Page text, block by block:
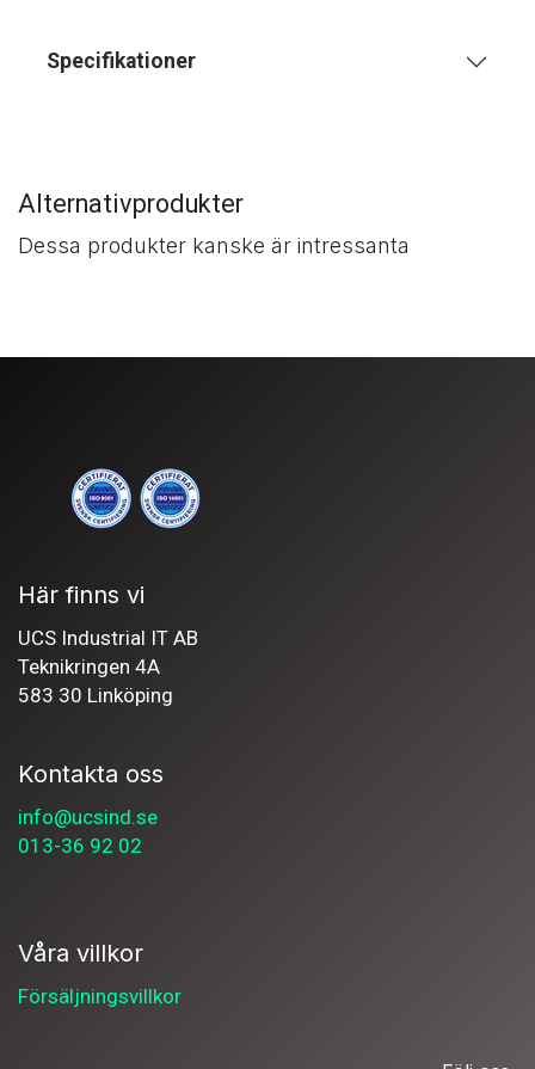
Specifikationer
Alternativprodukter
Dessa produkter kanske är intressanta
Här finns vi
UCS Industrial IT AB
Teknikringen 4A
583 30 Linköping
Kontakta oss
info@ucsind.se
013-36 92 02
Våra villkor
Försäljningsvillkor